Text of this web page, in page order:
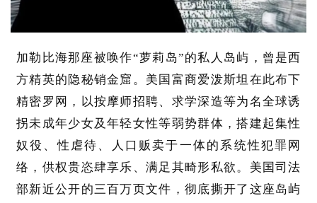
加勒比海那座被唤作“萝莉岛”的私人岛屿，曾是西
方精英的隐秘销金窟。美国富商爱泼斯坦在此布下
精密罗网，以按摩师招聘、求学深造等为名全球诱
拐未成年少女及年轻女性等弱势群体，搭建起集性
奴役、性虐待、人口贩卖于一体的系统性犯罪网
络，供权贵恣肆享乐、满足其畸形私欲。美国司法
部新近公开的三百万页文件，彻底撕开了这座岛屿